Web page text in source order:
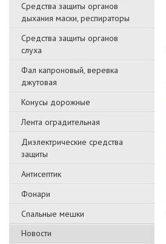
Средства защиты органов
дыхания маски, респираторы
Средства защиты органов
слуха
Фал капроновый, веревка
джутовая
Конусы дорожные
Лента оградительная
Диэлектрические средства
защиты
Антисептик
Фонари
Спальные мешки
Новости